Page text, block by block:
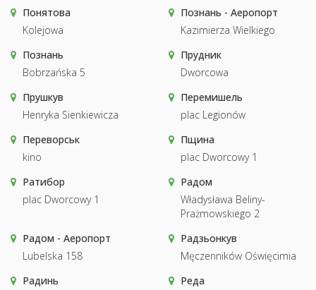
Понятова
Kolejowa
Познань - Аеропорт
Kazimierza Wielkiego
Познань
Bobrzańska 5
Прудник
Dworcowa
Прушкув
Henryka Sienkiewicza
Перемишель
plac Legionów
Переворськ
kino
Пщина
plac Dworcowy 1
Ратибор
plac Dworcowy 1
Радом
Władysława Beliny-
Prażmowskiego 2
Радом - Аеропорт
Lubelska 158
Радзьонкув
Męczenników Oświęcimia
Радинь
Реда